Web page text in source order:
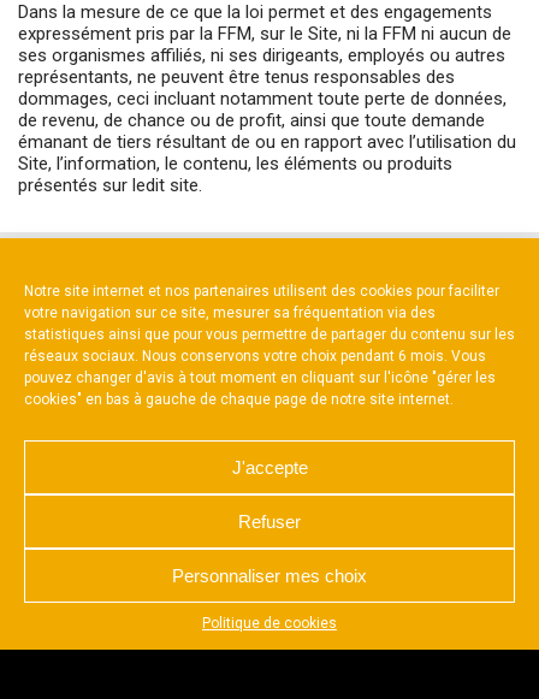
Notre site internet et nos partenaires utilisent des cookies pour faciliter
votre navigation sur ce site, mesurer sa fréquentation via des
statistiques ainsi que pour vous permettre de partager du contenu sur les
réseaux sociaux. Nous conservons votre choix pendant 6 mois. Vous
pouvez changer d'avis à tout moment en cliquant sur l'icône "gérer les
cookies" en bas à gauche de chaque page de notre site internet.
J'accepte
Refuser
Personnaliser mes choix
Politique de cookies
Appuyez sur le bouton partager en bas de votre
OK
Dans la mesure de ce que la loi permet et des engagements
expressément pris par la FFM, sur le Site, ni la FFM ni aucun de
ses organismes affiliés, ni ses dirigeants, employés ou autres
représentants, ne peuvent être tenus responsables des
dommages, ceci incluant notamment toute perte de données,
de revenu, de chance ou de profit, ainsi que toute demande
émanant de tiers résultant de ou en rapport avec l’utilisation du
Site, l’information, le contenu, les éléments ou produits
présentés sur ledit site.
NOS PARTENAIRES
NOUS CONTACTER
MENTIONS LÉGALES
CHARTE DE CONFIDENTIALITÉ